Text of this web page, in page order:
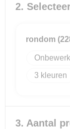
2.
rondom
3
3. Aantal